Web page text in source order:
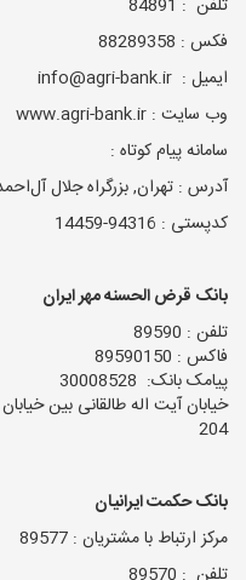
تلفن : 84891
فکس : 88289358
ایمیل : info@agri-bank.ir
وب سایت : www.agri-bank.ir
سامانه پیام کوتاه :
آدرس : تهران, بزرگراه جلال
کدپستی : 94316-14459
بانک قرض الحسنه مهر ایران
تلفن : 89590
فاکس : 89590150
پیامک بانک: 30008528
خیابان آیت اله طالقانی بین
204
بانک حکمت ایرانیان
مرکز ارتباط با مشتریان : 89577